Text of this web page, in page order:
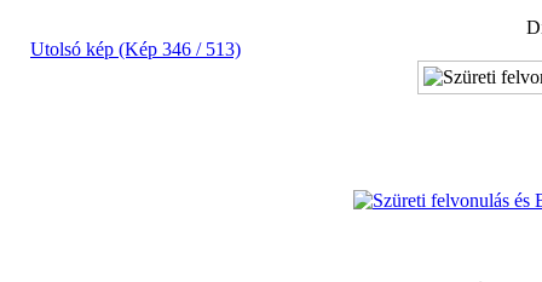
Utolsó kép (Kép 346 / 513)